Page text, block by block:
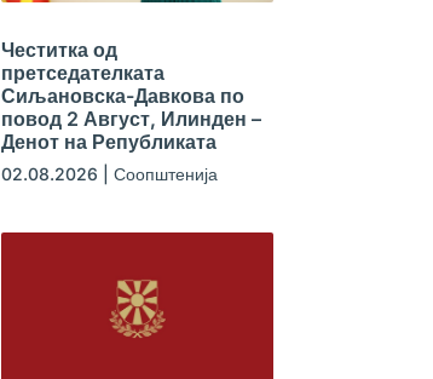
Честитка од
претседателката
Сиљановска-Давкова по
повод 2 Август, Илинден –
Денот на Републиката
02.08.2026 Соопштенија